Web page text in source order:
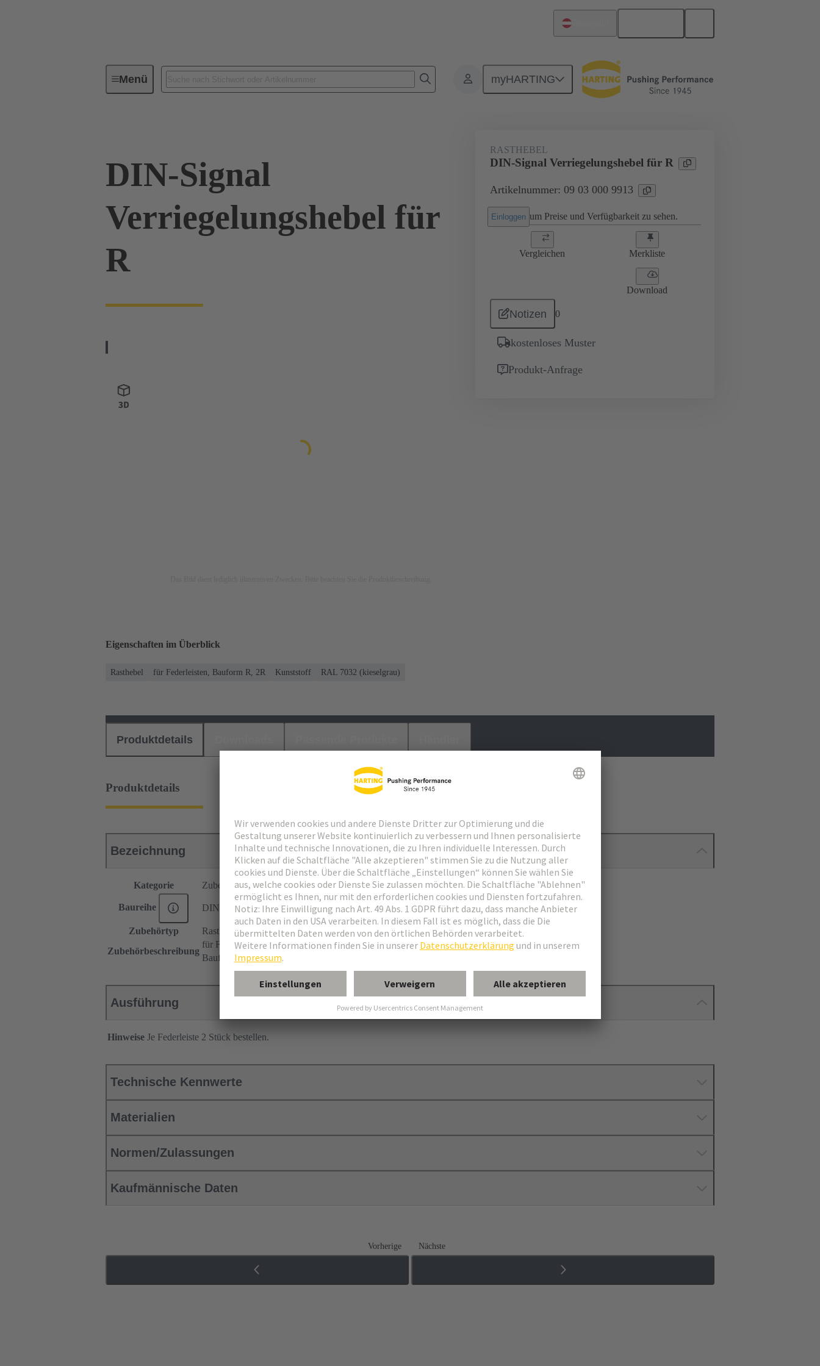
Menü myHARTING
Baureihen
DIN-Signal
Verriegelungshebel für
R
RASTHEBEL
DIN-Signal Verriegelungshebel für R
Artikelnummer: 09 03 000 9913
Einloggen um Preise und Verfügbarkeit zu sehen.
Vergleichen Merkliste
Download
Notizen 0
kostenloses Muster
Produkt-Anfrage
Eigenschaften im Überblick
Rasthebel für Federleisten, Bauform R, 2R Kunststoff RAL 7032 (kieselgrau)
Produktdetails
Produktdetails
Bezeichnung
Kategorie Zubehör
Baureihe DIN 41612
Zubehörtyp
Rasthebel
Zubehörbeschreibung
für Federleisten
Bauform R, 2R
Ausführung
Hinweise Je Federleiste 2 Stück bestellen.
Technische Kennwerte
Materialien
Normen/Zulassungen
Kaufmännische Daten
Vorherige Nächste